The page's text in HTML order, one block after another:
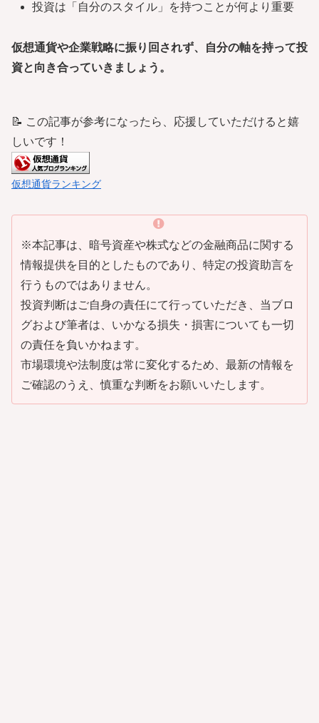
投資は「自分のスタイル」を持つことが何より重要
仮想通貨や企業戦略に振り回されず、自分の軸を持って投
資と向き合っていきましょう。
📝 この記事が参考になったら、応援していただけると嬉
しいです！
仮想通貨ランキング
※本記事は、暗号資産や株式などの金融商品に関する
情報提供を目的としたものであり、特定の投資助言を
行うものではありません。
投資判断はご自身の責任にて行っていただき、当ブロ
グおよび筆者は、いかなる損失・損害についても一切
の責任を負いかねます。
市場環境や法制度は常に変化するため、最新の情報を
ご確認のうえ、慎重な判断をお願いいたします。